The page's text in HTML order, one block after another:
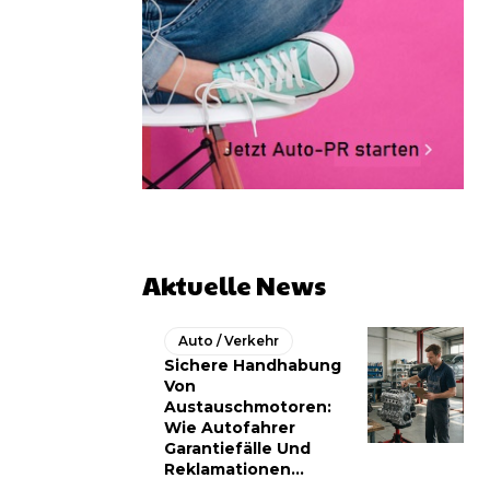
Aktuelle News
Auto / Verkehr
Sichere Handhabung
Von
Austauschmotoren:
Wie Autofahrer
Garantiefälle Und
Reklamationen...